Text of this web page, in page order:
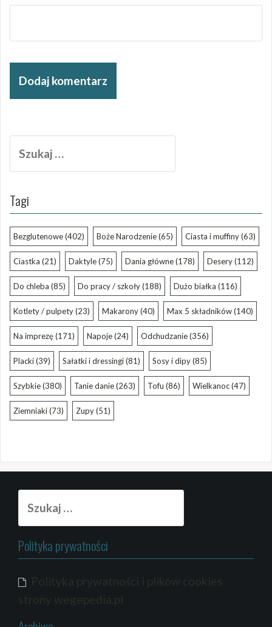
Tagi
Bezglutenowe(402) Boże Narodzenie(65) Ciasta i muffiny(63)
Ciastka (21) Daktyle(75) Dania główne(178) Desery(112)
Do chleba (85) Do pracy / szkoły(188) Dużo białka (116)
Kotlety / pulpety(23) Makarony(40) Max 5 składników(140)
Na imprezę(171) Napoje(24) Odchudzanie(356)
Placki(39) Sałatki i dressingi(81) Sosy i dipy(85)
Szybkie(380) Tanie danie(263) Tofu (86) Wielkanoc(47)
Ziemniaki(73) Zupy(51)
Polityka prywatności
Polityka prywatności i plików cookies
strony wegepedia.pl